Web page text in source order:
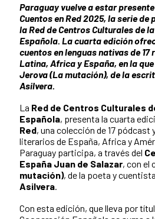
Paraguay vuelve a estar
Cuentos en Red 2025, la serie
la Red de Centros Culturales de
Española. La cuarta edición
cuentos en lenguas nativas de 17
Latina, Africa y España, en la
Jerova (La mutación), de la
Asilvera.
La Red de Centros Culturales
Española, presenta la cuarta
Red, una colección de 17
literarios de España, Africa y
Paraguay participa, a través del
España Juan de Salazar, con el
mutación), de la poeta y
Asilvera.
Con esta edición, que lleva por